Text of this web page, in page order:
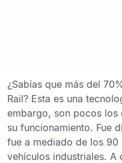
¿Sabías que más del
Rail? Esta es una
embargo, son pocos los
su funcionamiento. Fue
fue a mediado de los
vehículos industriales. A